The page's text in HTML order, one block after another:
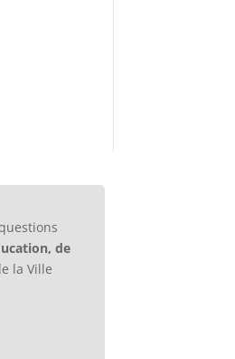
de
la Ville